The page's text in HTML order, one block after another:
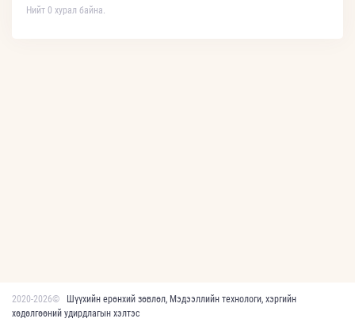
Нийт 0 хурал байна.
2020-2026©
Шүүхийн ерөнхий зөвлөл, Мэдээллийн технологи, хэргийн
хөдөлгөөний удирдлагын хэлтэс